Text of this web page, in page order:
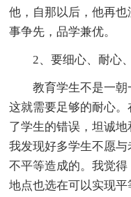
他，自那以后，他再
事争先，品学兼优。
2、要细心、耐心、
教育学生不是一朝
这就需要足够的耐心
了学生的错误，坦诚地
我发现好多学生不愿
不平等造成的。我觉
地点也选在可以实现